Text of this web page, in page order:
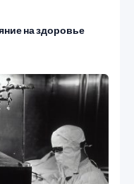
на здоровье